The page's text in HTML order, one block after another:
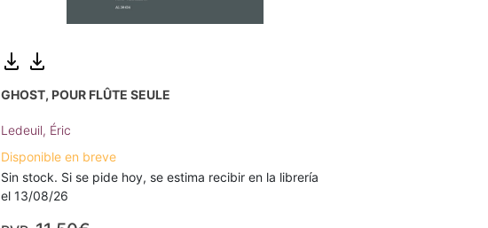
GHOST, POUR FLÛTE SEULE
Ledeuil, Éric
Disponible en breve
Sin stock. Si se pide hoy, se estima recibir en la librería
el 13/08/26